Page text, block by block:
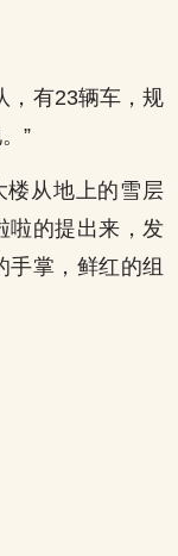
，有23辆车，规
”
楼从地上的雪层
啦的提出来，发
掌，鲜红的组